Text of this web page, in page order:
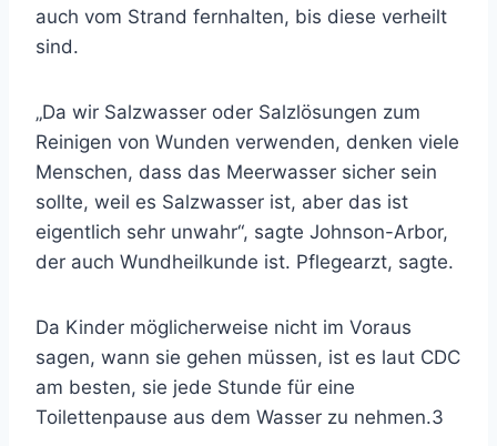
auch vom Strand fernhalten, bis diese verheilt
sind.
„Da wir Salzwasser oder Salzlösungen zum
Reinigen von Wunden verwenden, denken viele
Menschen, dass das Meerwasser sicher sein
sollte, weil es Salzwasser ist, aber das ist
eigentlich sehr unwahr“, sagte Johnson-Arbor,
der auch Wundheilkunde ist. Pflegearzt, sagte.
Da Kinder möglicherweise nicht im Voraus
sagen, wann sie gehen müssen, ist es laut CDC
am besten, sie jede Stunde für eine
Toilettenpause aus dem Wasser zu nehmen.3